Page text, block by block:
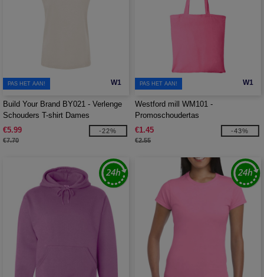
W1
PAS HET AAN!
Build Your Brand BY021 - Verlenge
Schouders T-shirt Dames
€5.99
€7.70
-22%
W1
PAS HET AAN!
Westford mill WM101 -
Promoschoudertas
€1.45
€2.55
-43%